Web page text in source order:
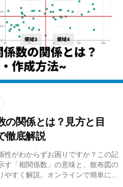
の関係とは？見方と目
徹底解説
性がわからずお困りですか？この記
す「相関係数」の意味と、散布図の
やすく解説。オンラインで簡単に散